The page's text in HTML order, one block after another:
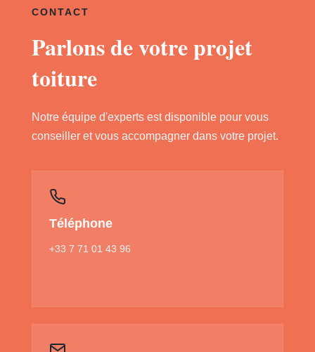
CONTACT
Parlons de votre projet
toiture
Notre équipe d'experts est disponible pour vous
conseiller et vous accompagner dans votre projet.
Téléphone
+33 7 71 01 43 96